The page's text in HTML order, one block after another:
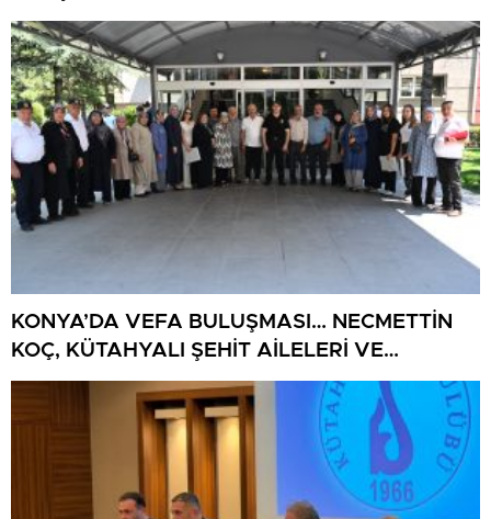
BULUŞUYOR
KONYA’DA VEFA BULUŞMASI… NECMETTİN
KOÇ, KÜTAHYALI ŞEHİT AİLELERİ VE
GAZİLERİ AĞIRLADI